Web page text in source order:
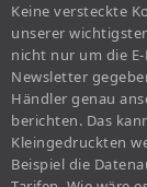
Keine versteckte
unserer
nicht nur um die
Newsletter
Händler genau
berichten. Das
Kleingedruckten
Beispiel die